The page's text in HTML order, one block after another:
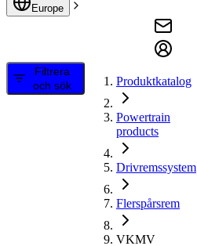
Europe
Filtrera
och sök
Produktkatalog
Powertrain
products
Drivremssystem
Flerspårsrem
VKMV